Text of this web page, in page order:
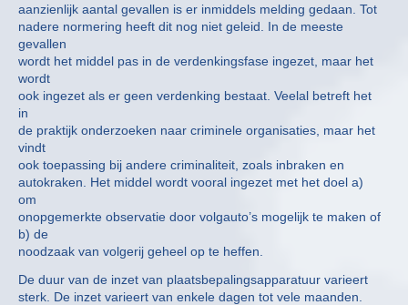
aanzienlijk aantal gevallen is er inmiddels melding gedaan. Tot
nadere normering heeft dit nog niet geleid. In de meeste
gevallen
wordt het middel pas in de verdenkingsfase ingezet, maar het
wordt
ook ingezet als er geen verdenking bestaat. Veelal betreft het
in
de praktijk onderzoeken naar criminele organisaties, maar het
vindt
ook toepassing bij andere criminaliteit, zoals inbraken en
autokraken. Het middel wordt vooral ingezet met het doel a)
om
onopgemerkte observatie door volgauto’s mogelijk te maken of
b) de
noodzaak van volgerij geheel op te heffen.
De duur van de inzet van plaatsbepalingsapparatuur varieert
sterk. De inzet varieert van enkele dagen tot vele maanden.